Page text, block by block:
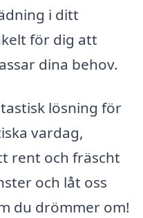
i ditt
för dig att
dina behov.
lösning för
vardag,
rent och fräscht
och låt oss
du drömmer om!